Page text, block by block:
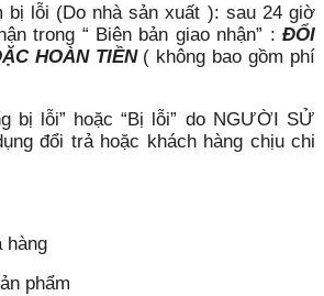
bị lỗi (Do nhà sản xuất ): sau 24 giờ
trong “ Biên bản giao nhận” : ĐỔI
HOÀN TIỀN( không bao gồm phí
bị lỗi” hoặc “Bị lỗi” do NGƯỜI SỬ
đổi trả hoặc khách hàng chịu chi
hàng
phẩm